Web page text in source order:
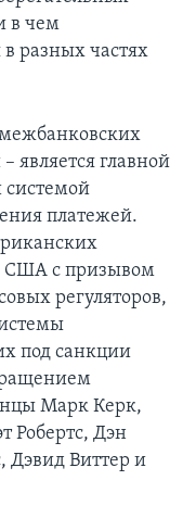
в чем
разных частях
является главной
платежей.
США с призывом
регуляторов,
под санкции
Марк Керк,
Робертс, Дэн
Дэвид Виттер и